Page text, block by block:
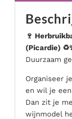
Servies &
Speciale
Stroom
Tenten &
Veiligheid,
🍷
(Picardie)
Duurzaam
Organiseer
en wil je een
Dan zit je
wijnmodel